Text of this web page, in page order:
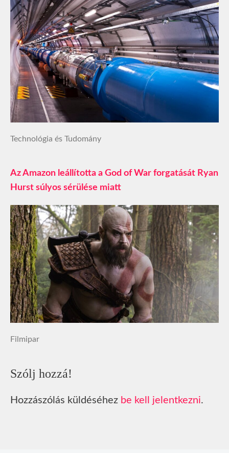
Technológia és Tudomány
Az Amazon leállította a God of War forgatását Ryan
Hurst súlyos sérülése miatt
Filmipar
Szólj hozzá!
Hozzászólás küldéséhez be kell jelentkezni.